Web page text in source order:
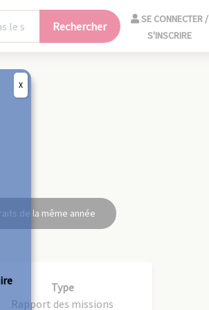
Rechercher
SE CONNECTER /
S'INSCRIRE
de la même année
Type
Rapport des missions
X